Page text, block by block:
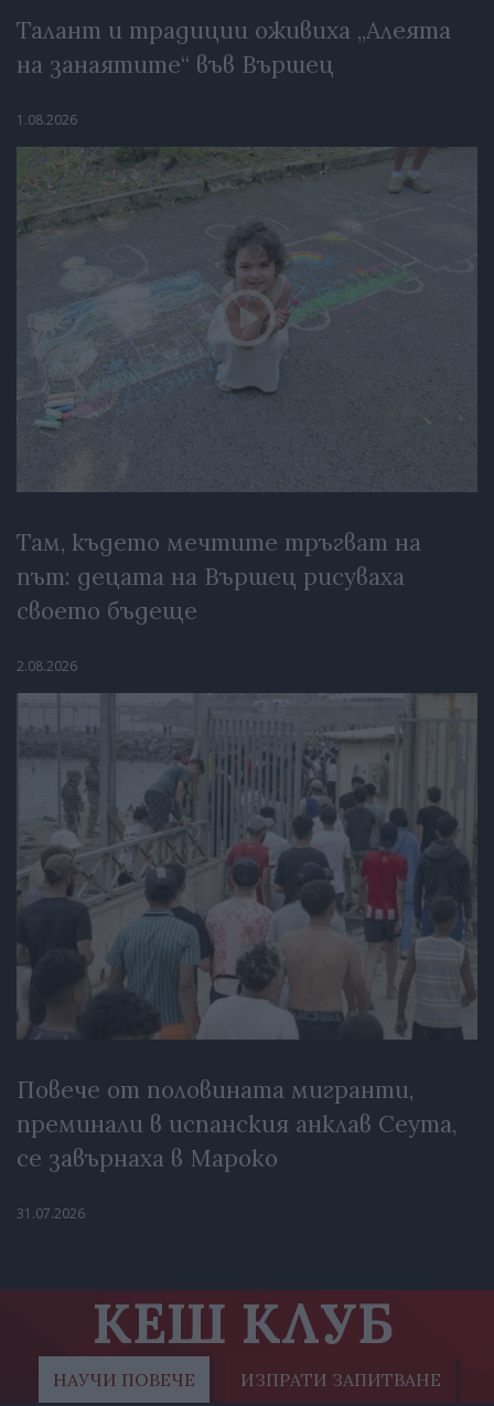
Талант и традиции оживиха „Алеята
на занаятите“ във Вършец
1.08.2026
Там, където мечтите тръгват на
път: децата на Вършец рисуваха
своето бъдеще
2.08.2026
Повече от половината мигранти,
преминали в испанския анклав Сеута,
се завърнаха в Мароко
31.07.2026
КЕШ КЛУБ
НАУЧИ ПОВЕЧЕ ИЗПРАТИ ЗАПИТВАНЕ